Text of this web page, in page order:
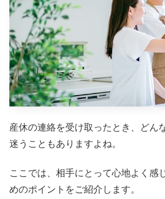
産休の連絡を受け取ったとき、どん
迷うこともありますよね。
ここでは、相手にとって心地よく感
めのポイントをご紹介します。